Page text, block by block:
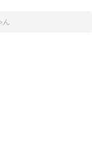
ん